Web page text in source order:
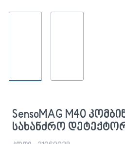
SensoMAG M40
სახანძრო